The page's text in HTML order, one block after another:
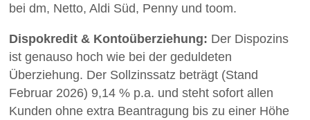
bei dm, Netto, Aldi Süd, Penny und toom.
Dispokredit & Kontoüberziehung: Der Dispozins
ist genauso hoch wie bei der geduldeten
Überziehung. Der Sollzinssatz beträgt (Stand
Februar 2026) 9,14 % p.a. und steht sofort allen
Kunden ohne extra Beantragung bis zu einer Höhe